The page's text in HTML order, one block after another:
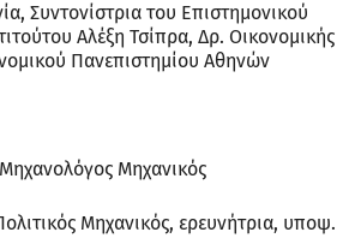
Συντονίστρια του Επιστημονικού
Αλέξη Τσίπρα, Δρ. Οικονομικής
Πανεπιστημίου Αθηνών
Μηχανικός
Μηχανικός, ερευνήτρια, υποψ.